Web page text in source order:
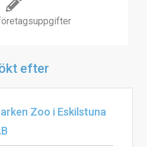
efter
Zoo i Eskilstuna